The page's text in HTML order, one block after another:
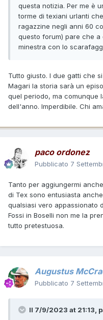
questa notizia. Per me è
torme di texiani urlanti
ragazzine negli anni 60
questo forum) pare che
minestra con lo
Tutto giusto. I due gatti che
Magari la storia sarà un
quel periodo, ma comunque
dell'anno. Imperdibile. Chi
paco ordonez
Pubblicato 7
Tanto per aggiungermi
di Tex sono entusiasta
qualsiasi vero appassionato
Fossi in Boselli non me la
tutto pretestuosa.
Augustus
Pubblicato 7
Il 7/9/2023 at 21:13,